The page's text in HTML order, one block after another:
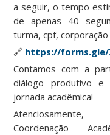
a seguir, o tempo
de apenas 40
turma, cpf,
🔗 https://forms.gle/
Contamos com a
diálogo produtivo e
jornada acadêmica!
Atenciosamente,
Coordenação